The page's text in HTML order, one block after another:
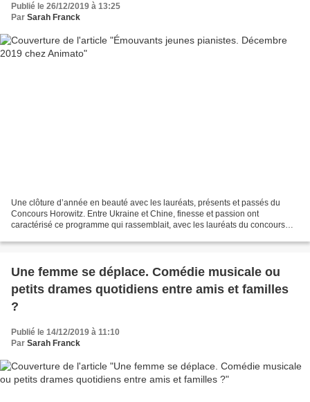
Publié le 26/12/2019 à 13:25
Par Sarah Franck
Une clôture d’année en beauté avec les lauréats, présents et passés du
Concours Horowitz. Entre Ukraine et Chine, finesse et passion ont
caractérisé ce programme qui rassemblait, avec les lauréats du concours
Une femme se déplace. Comédie musicale ou
petits drames quotidiens entre amis et familles
?
Publié le 14/12/2019 à 11:10
Par Sarah Franck